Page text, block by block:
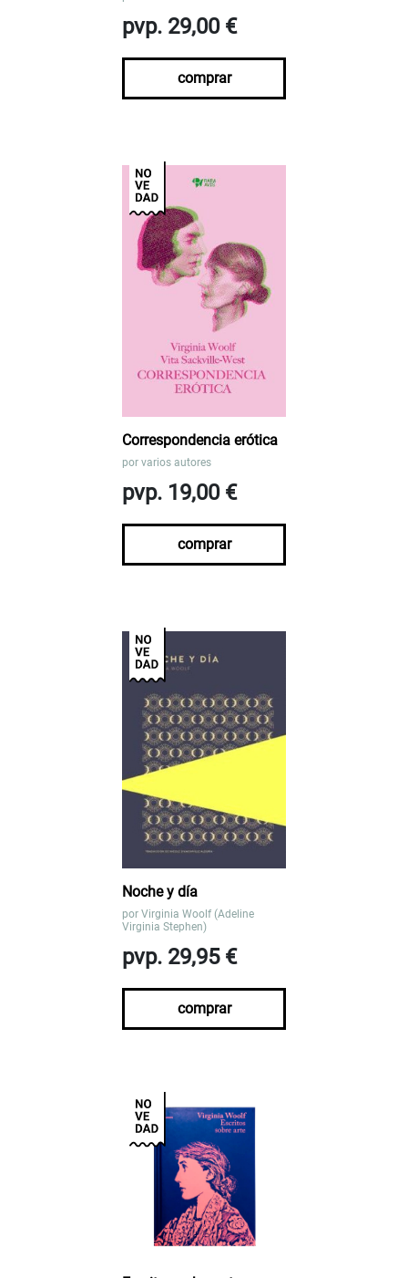
pvp. 29,00 €
comprar
Correspondencia erótica
por varios autores
pvp. 19,00 €
comprar
Noche y día
por Virginia Woolf (Adeline
Virginia Stephen)
pvp. 29,95 €
comprar